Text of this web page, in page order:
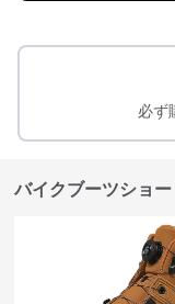
必ず
バイクブーツショ